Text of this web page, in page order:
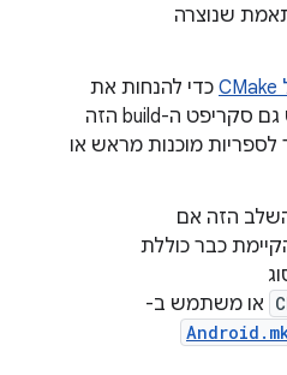
שנוצרה
כדי להנחות את
CMake לספרייה. נדרש גם סקריפט ה-build הזה
לספריות מוכנות מראש או
הזה אם
כבר כוללת
או משתמש ב-